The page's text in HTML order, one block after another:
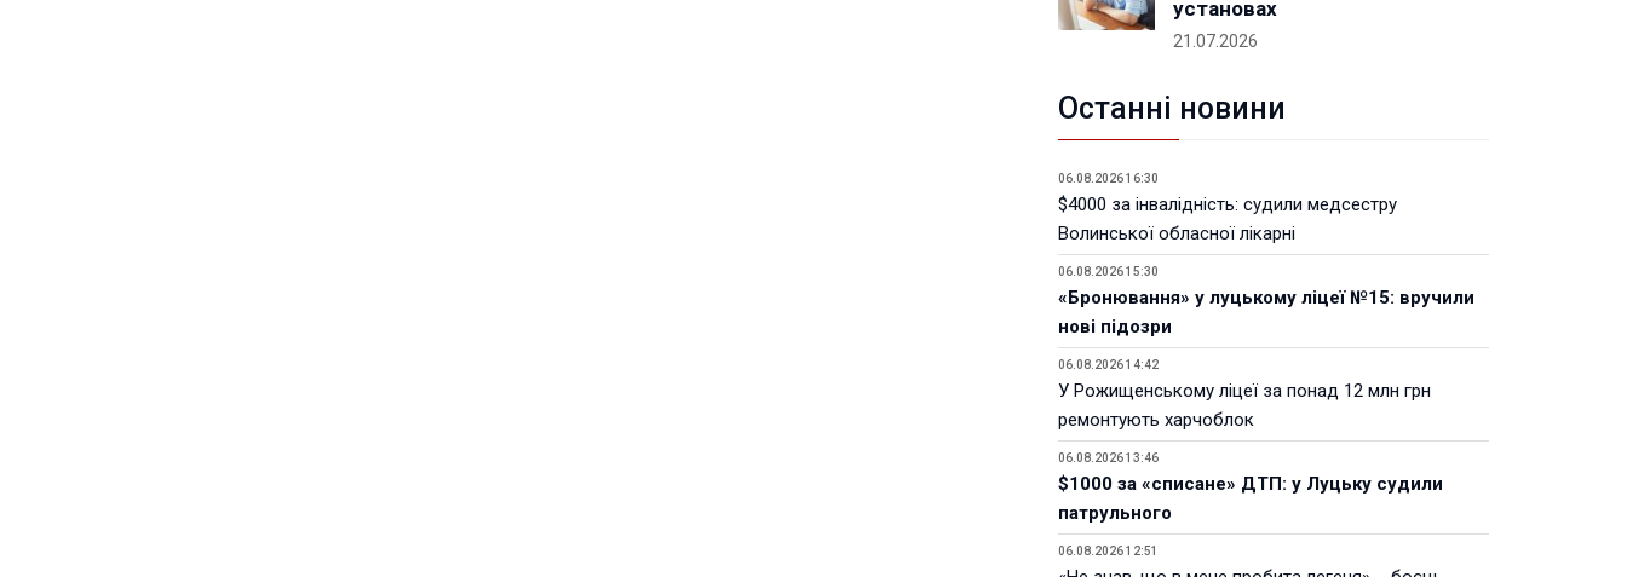
установах
21.07.2026
Останні новини
06.08.2026 16:30
$4000 за інвалідність: судили медсестру
Волинської обласної лікарні
06.08.2026 15:30
«Бронювання» у луцькому ліцеї №15: вручили
нові підозри
06.08.2026 14:42
У Рожищенському ліцеї за понад 12 млн грн
ремонтують харчоблок
06.08.2026 13:46
$1000 за «списане» ДТП: у Луцьку судили
патрульного
06.08.2026 12:51